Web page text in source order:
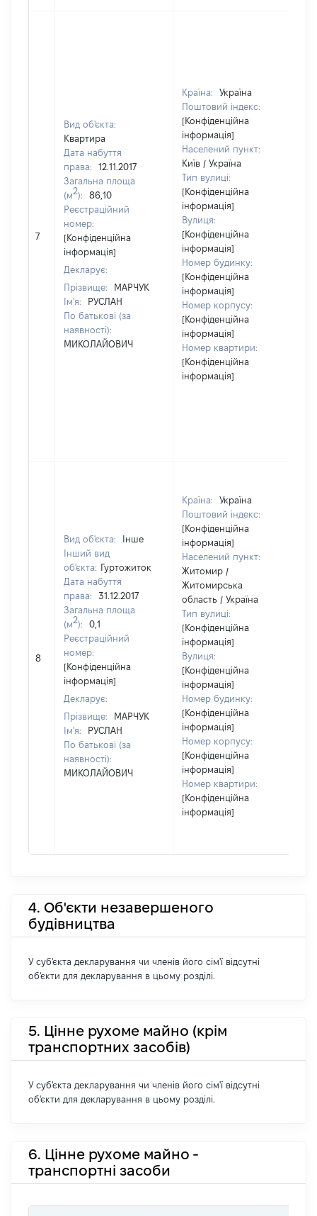
7
Вид об'єкта:
Квартира
Дата набуття
права:
12.11.2017
Загальна площа
(м2):
86,10
Реєстраційний
номер:
[Конфіденційна
інформація]
Декларує:
Прізвище:
МАРЧУК
Ім'я:
РУСЛАН
По батькові (за
наявності):
МИКОЛАЙОВИЧ
Країна:
Україна
Поштовий індекс:
[Конфіденційна
інформація]
Населений пункт:
Київ / Україна
Тип вулиці:
[Конфіденційна
інформація]
Вулиця:
[Конфіденційна
інформація]
Номер будинку:
[Конфіденційна
інформація]
Номер корпусу:
[Конфіденційна
інформація]
Номер квартири:
[Конфіденційна
інформація]
8
Вид об'єкта:
Інше
Інший вид
об'єкта: Гуртожиток
Дата набуття
права:
31.12.2017
Загальна площа
(м2):
0,1
Реєстраційний
номер:
[Конфіденційна
інформація]
Декларує:
Прізвище:
МАРЧУК
Ім'я:
РУСЛАН
По батькові (за
наявності):
МИКОЛАЙОВИЧ
Країна:
Україна
Поштовий індекс:
[Конфіденційна
інформація]
Населений пункт:
Житомир /
Житомирська
область / Україна
Тип вулиці:
[Конфіденційна
інформація]
Вулиця:
[Конфіденційна
інформація]
Номер будинку:
[Конфіденційна
інформація]
Номер корпусу:
[Конфіденційна
інформація]
Номер квартири:
[Конфіденційна
інформація]
4. Об'єкти незавершеного
будівництва
У суб'єкта декларування чи членів його сім'ї відсутні
об'єкти для декларування в цьому розділі.
5. Цінне рухоме майно (крім
транспортних засобів)
У суб'єкта декларування чи членів його сім'ї відсутні
об'єкти для декларування в цьому розділі.
6. Цінне рухоме майно -
транспортні засоби